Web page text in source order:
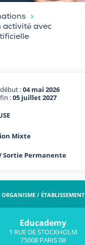
activité avec
:04 mai 2026
:05 juillet 2027
Mixte
Sortie Permanente
ORGANISME / ÉTABLISSEMENT
Educademy
1 RUE DE STOCKHOLM
75008 PARIS 08